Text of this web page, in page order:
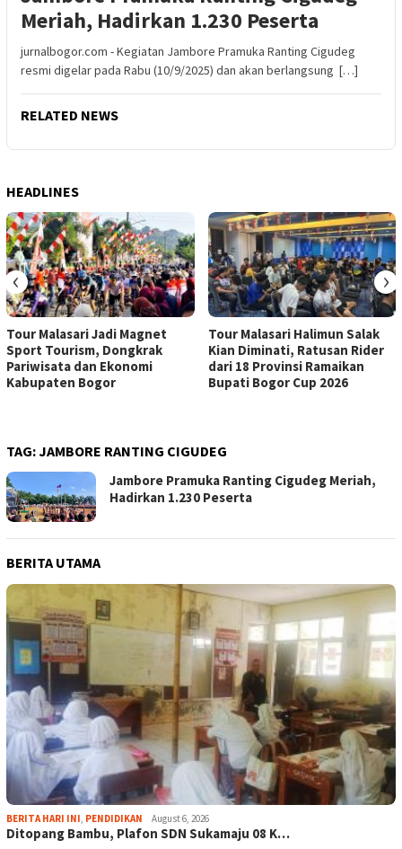
Meriah, Hadirkan 1.230 Peserta
jurnalbogor.com - Kegiatan Jambore Pramuka Ranting Cigudeg
resmi digelar pada Rabu (10/9/2025) dan akan berlangsung […]
RELATED NEWS
HEADLINES
Tour Malasari Jadi Magnet
Sport Tourism, Dongkrak
Pariwisata dan Ekonomi
Kabupaten Bogor
Tour Malasari Halimun Salak
Kian Diminati, Ratusan Rider
dari 18 Provinsi Ramaikan
Bupati Bogor Cup 2026
‹ ›
TAG:JAMBORE RANTING CIGUDEG
Jambore Pramuka Ranting Cigudeg Meriah,
Hadirkan 1.230 Peserta
BERITA UTAMA
BERITA HARI INI, PENDIDIKAN August 6, 2026
Ditopang Bambu, Plafon SDN Sukamaju 08 K…